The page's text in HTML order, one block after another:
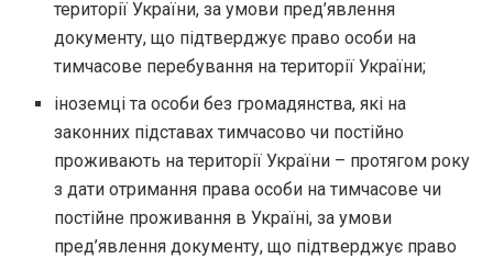
території України, за умови пред’явлення
документу, що підтверджує право особи на
тимчасове перебування на території України;
іноземці та особи без громадянства, які на
законних підставах тимчасово чи постійно
проживають на території України – протягом року
з дати отримання права особи на тимчасове чи
постійне проживання в Україні, за умови
пред’явлення документу, що підтверджує право